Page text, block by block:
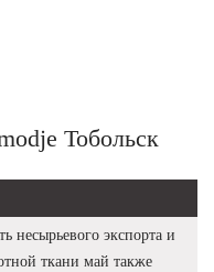
Тобольск
несырьевого экспорта и
ткани май также